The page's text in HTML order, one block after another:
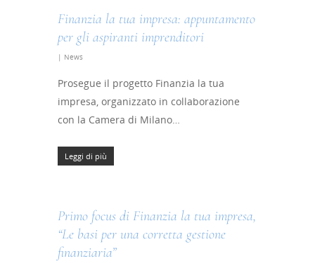
Finanzia la tua impresa: appuntamento
per gli aspiranti imprenditori
| News
Prosegue il progetto Finanzia la tua
impresa, organizzato in collaborazione
con la Camera di Milano…
Leggi di più
Primo focus di Finanzia la tua impresa,
“Le basi per una corretta gestione
finanziaria”